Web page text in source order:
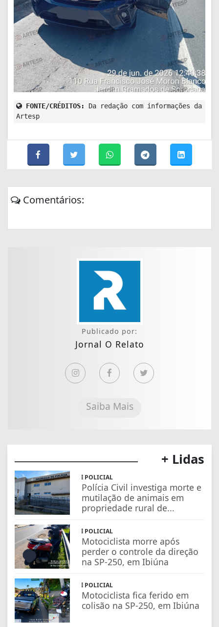
FONTE/CRÉDITOS:
Da redação com informações da
Artesp
Comentários:
Publicado por:
Jornal O Relato
Saiba Mais
+ Lidas
POLICIAL
Polícia Civil investiga morte e
mutilação de animais em
propriedade rural de...
POLICIAL
Motociclista morre após
perder o controle da direção
na SP-250, em Ibiúna
POLICIAL
Motociclista fica ferido em
colisão na SP-250, em Ibiúna